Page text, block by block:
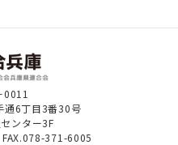
0011
通6丁目3番30号
ンター3F
371-6005